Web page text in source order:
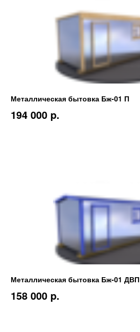
Металлическая бытовка Бж-01 П
194 000 p.
Металлическая бытовка Бж-01 ДВП
158 000 p.